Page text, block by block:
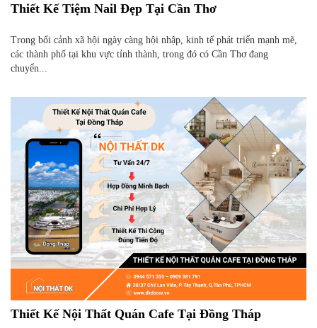
Thiết Kế Tiệm Nail Đẹp Tại Cần Thơ
Trong bối cảnh xã hội ngày càng hội nhập, kinh tế phát triển mạnh mẽ,
các thành phố tại khu vực tỉnh thành, trong đó có Cần Thơ đang
chuyển...
Thiết Kế Nội Thất Quán Cafe Tại Đồng Tháp